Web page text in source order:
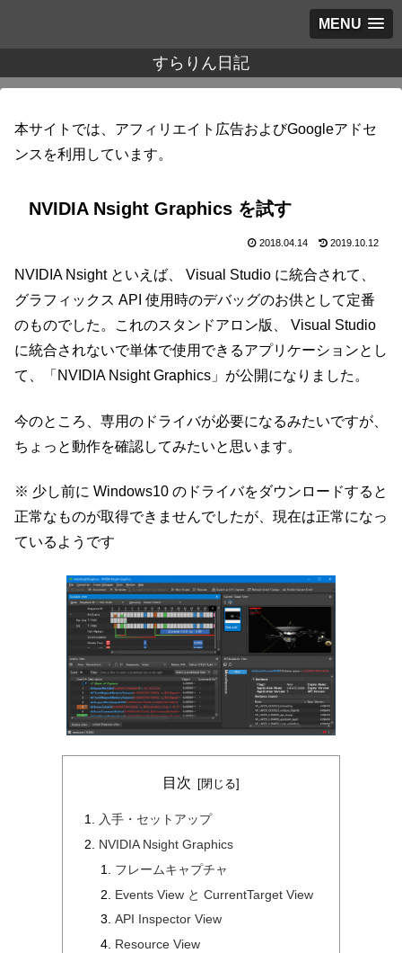
MENU
すらりん日記
本サイトでは、アフィリエイト広告およびGoogleアドセ
ンスを利用しています。
NVIDIA Nsight Graphics を試す
2018.04.14 2019.10.12
NVIDIA Nsight といえば、 Visual Studio に統合されて、
グラフィックス API 使用時のデバッグのお供として定番
のものでした。これのスタンドアロン版、 Visual Studio
に統合されないで単体で使用できるアプリケーションとし
て、「NVIDIA Nsight Graphics」が公開になりました。
今のところ、専用のドライバが必要になるみたいですが、
ちょっと動作を確認してみたいと思います。
※ 少し前に Windows10 のドライバをダウンロードすると
正常なものが取得できませんでしたが、現在は正常になっ
ているようです
目次
入手・セットアップ
NVIDIA Nsight Graphics
フレームキャプチャ
Events View と CurrentTarget View
API Inspector View
Resource View